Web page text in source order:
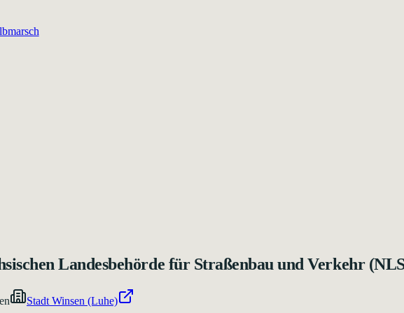
Landesbehörde für Straßenbau und Verkehr
Stadt Winsen (Luhe)